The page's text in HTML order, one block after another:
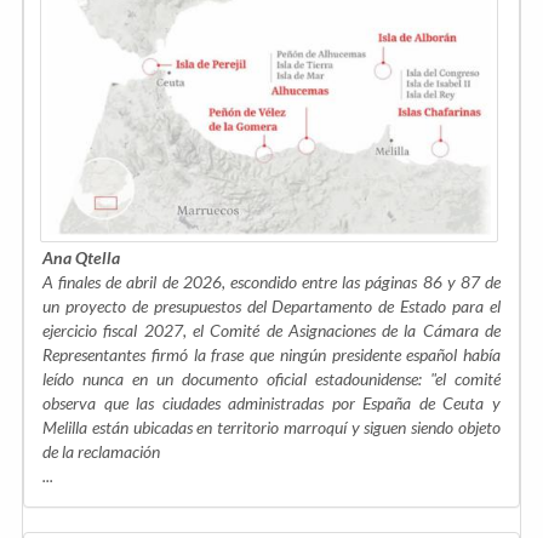
Ana Qtella
A finales de abril de 2026, escondido entre las páginas 86 y 87 de
un proyecto de presupuestos del Departamento de Estado para el
ejercicio fiscal 2027, el Comité de Asignaciones de la Cámara de
Representantes firmó la frase que ningún presidente español había
leído nunca en un documento oficial estadounidense: "el comité
observa que las ciudades administradas por España de Ceuta y
Melilla están ubicadas en territorio marroquí y siguen siendo objeto
de la reclamación
...